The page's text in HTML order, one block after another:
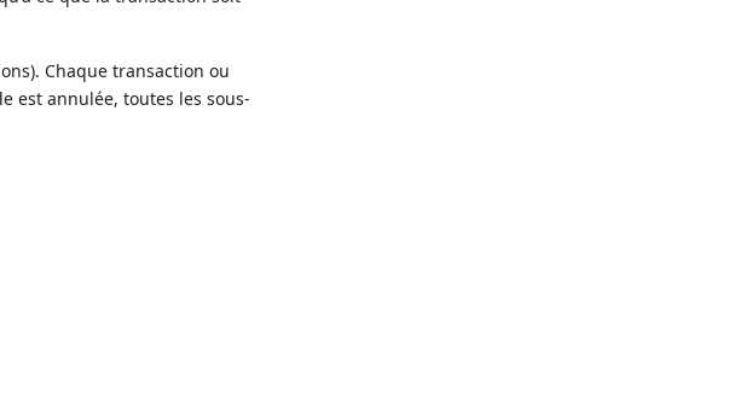
Chaque transaction ou
est annulée, toutes les sous-